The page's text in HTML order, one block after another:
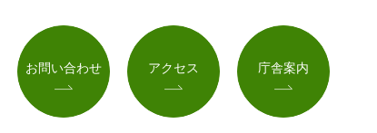
お問い合わせ アクセス 庁舎案内